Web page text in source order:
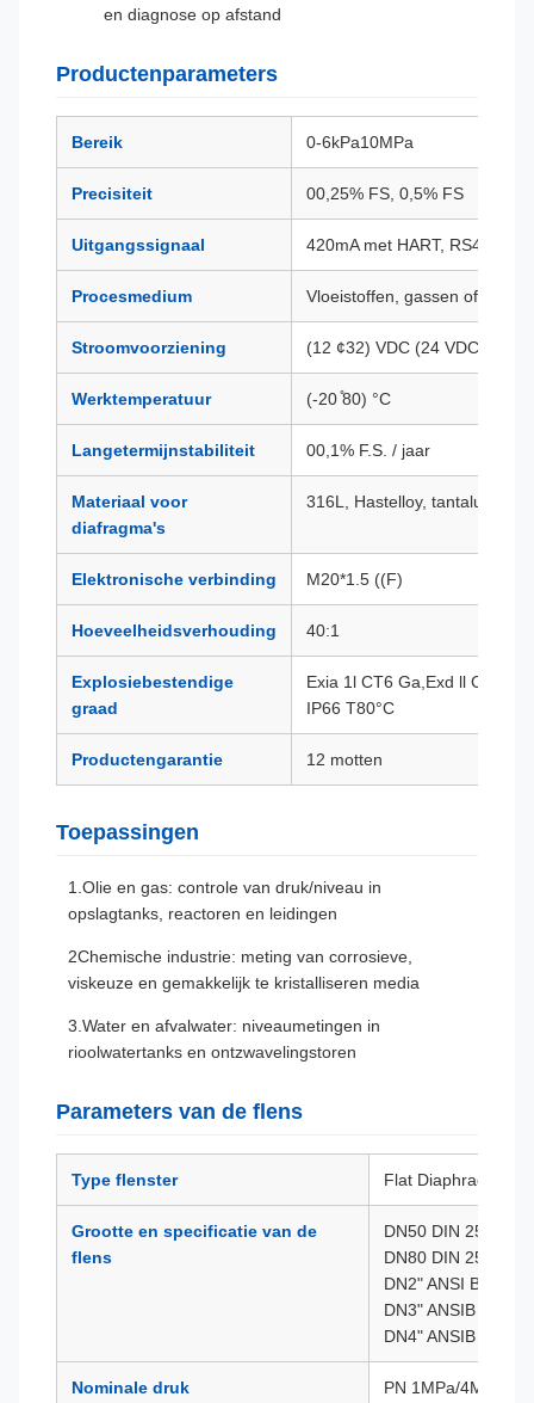
en diagnose op afstand
Productenparameters
Bereik 0-6kPa10MPa
Precisiteit 00,25% FS, 0,5% FS
Uitgangssignaal 420mA met HART, RS485
Procesmedium Vloeistoffen, gassen of stoom
Stroomvoorziening (12 ¢32) VDC (24 VDC
Werktemperatuur (-20 ̊80) °C
Langetermijnstabiliteit 00,1% F.S. / jaar
Materiaal voor
diafragma's
316L, Hastelloy, tantalum,
Elektronische verbinding M20*1.5 ((F)
Hoeveelheidsverhouding 40:1
Explosiebestendige
graad
Exia 1l CT6 Ga,Exd ll CT6
IP66 T80°C
Productengarantie 12 motten
Toepassingen
1.Olie en gas: controle van druk/niveau in
opslagtanks, reactoren en leidingen
2Chemische industrie: meting van corrosieve,
viskeuze en gemakkelijk te kristalliseren media
3.Water en afvalwater: niveaumetingen in
rioolwatertanks en ontzwavelingstoren
Parameters van de flens
Type flenster Flat Diaphragm,
Grootte en specificatie van de
flens
DN50 DIN 2501
DN80 DIN 2501
DN2" ANSI B 16.5
DN3" ANSIB 16.5
DN4" ANSIB 16.5
Nominale druk
PN 1MPa/4MPa